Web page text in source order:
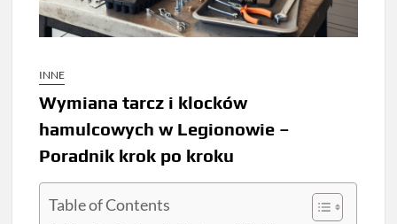
INNE
Wymiana tarcz i klocków
hamulcowych w Legionowie –
Poradnik krok po kroku
Table of Contents